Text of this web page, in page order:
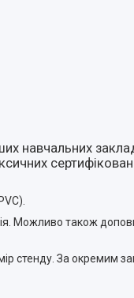
навчальних
Можливо також
стенду. За окремим